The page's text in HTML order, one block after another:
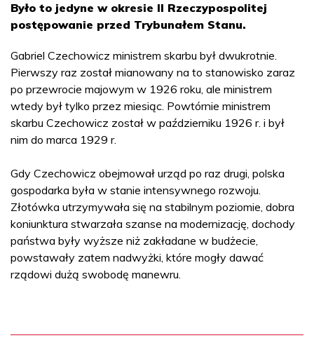
Było to jedyne w okresie II Rzeczypospolitej
postępowanie przed Trybunałem Stanu.
Gabriel Czechowicz ministrem skarbu był dwukrotnie.
Pierwszy raz został mianowany na to stanowisko zaraz
po przewrocie majowym w 1926 roku, ale ministrem
wtedy był tylko przez miesiąc. Powtórnie ministrem
skarbu Czechowicz został w październiku 1926 r. i był
nim do marca 1929 r.
Gdy Czechowicz obejmował urząd po raz drugi, polska
gospodarka była w stanie intensywnego rozwoju.
Złotówka utrzymywała się na stabilnym poziomie, dobra
koniunktura stwarzała szanse na modernizację, dochody
państwa były wyższe niż zakładane w budżecie,
powstawały zatem nadwyżki, które mogły dawać
rządowi dużą swobodę manewru.